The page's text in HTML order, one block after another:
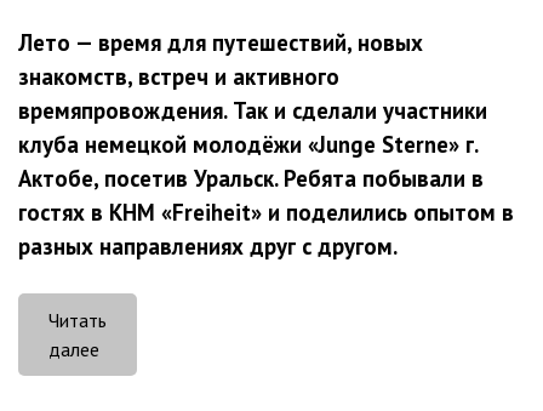
Лето — время для путешествий, новых
знакомств, встреч и активного
времяпровождения. Так и сделали участники
клуба немецкой молодёжи «Junge Sterne» г.
Актобе, посетив Уральск. Ребята побывали в
гостях в КНМ «Freiheit» и поделились опытом в
разных направлениях друг с другом.
Читать
далее
городами»